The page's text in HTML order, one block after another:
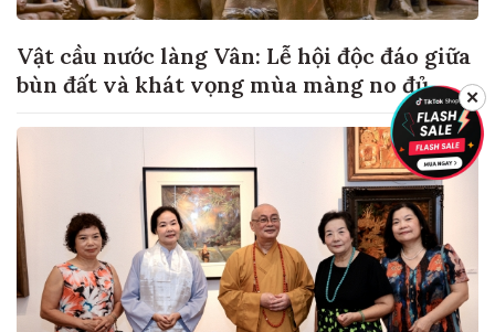
Vật cầu nước làng Vân: Lễ hội độc đáo giữa
bùn đất và khát vọng mùa màng no đủ
✕